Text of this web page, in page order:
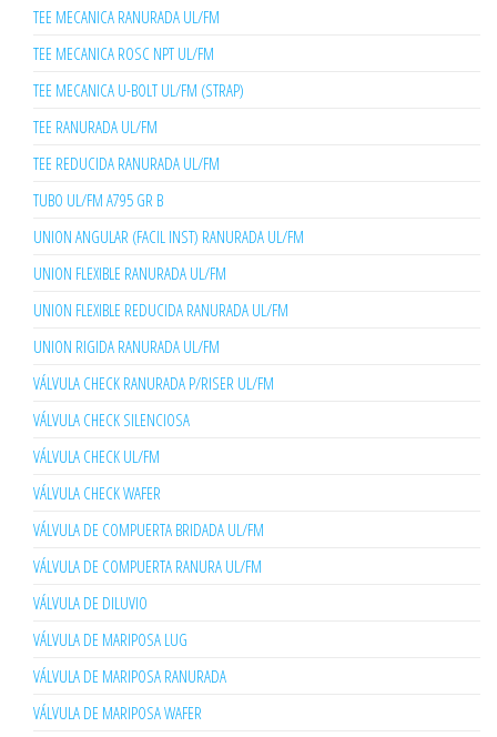
TEE MECANICA RANURADA UL/FM
TEE MECANICA ROSC NPT UL/FM
TEE MECANICA U-BOLT UL/FM (STRAP)
TEE RANURADA UL/FM
TEE REDUCIDA RANURADA UL/FM
TUBO UL/FM A795 GR B
UNION ANGULAR (FACIL INST) RANURADA UL/FM
UNION FLEXIBLE RANURADA UL/FM
UNION FLEXIBLE REDUCIDA RANURADA UL/FM
UNION RIGIDA RANURADA UL/FM
VÁLVULA CHECK RANURADA P/RISER UL/FM
VÁLVULA CHECK SILENCIOSA
VÁLVULA CHECK UL/FM
VÁLVULA CHECK WAFER
VÁLVULA DE COMPUERTA BRIDADA UL/FM
VÁLVULA DE COMPUERTA RANURA UL/FM
VÁLVULA DE DILUVIO
VÁLVULA DE MARIPOSA LUG
VÁLVULA DE MARIPOSA RANURADA
VÁLVULA DE MARIPOSA WAFER